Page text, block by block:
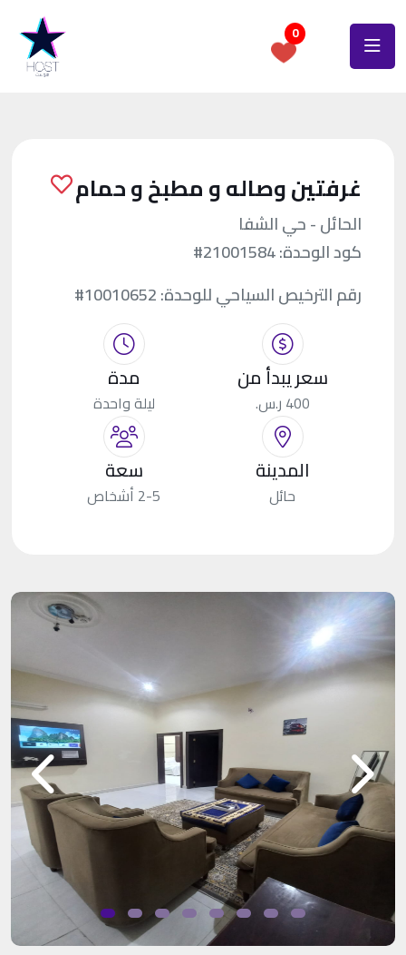
0
غرفتين وصاله و مطبخ و حمام
الحائل - حي الشفا
كود الوحدة:#21001584
رقم الترخيص السياحي للوحدة:#10010652
سعر يبدأ من
400 ر.س.
مدة
ليلة واحدة
المدينة
حائل
سعة
2-5 أشخاص